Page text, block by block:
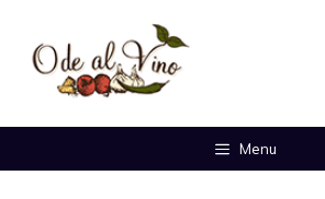
contenuto
Menu